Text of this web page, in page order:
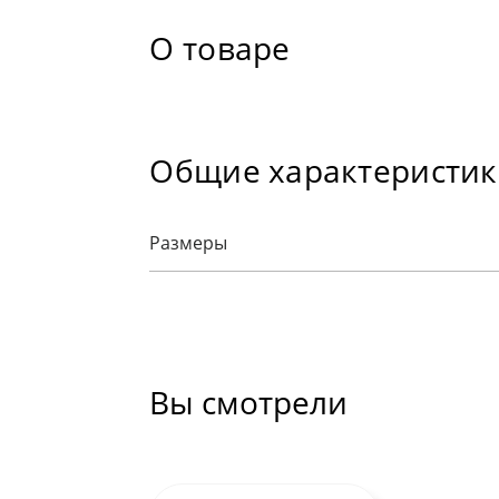
О товаре
Общие
Размеры
Вы смотрели